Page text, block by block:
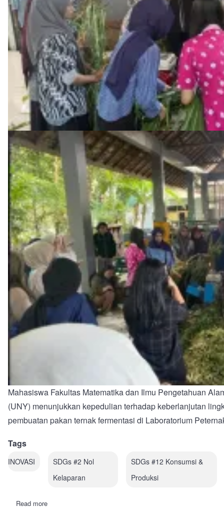
Mahasiswa Fakultas Matematika dan Ilmu Pengetahuan
(UNY) menunjukkan kepedulian terhadap keberlanjutan
pembuatan pakan ternak fermentasi di Laboratorium
Tags
INOVASI
SDGs #2 Nol
Kelaparan
SDGs #12 Konsumsi &
Produksi
Read more